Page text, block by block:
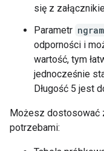
się z
Parametr
odporności i
wartość, tym
jednocześnie
Długość 5 jest
Możesz dostosować
potrzebami: